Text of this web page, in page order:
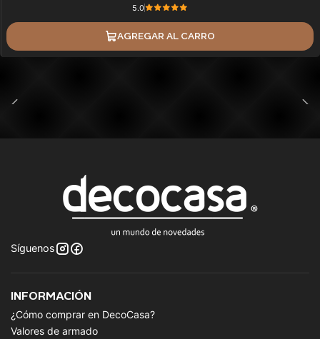
5.0
AGREGAR AL CARRO
Síguenos
INFORMACIÓN
¿Cómo comprar en DecoCasa?
Valores de armado